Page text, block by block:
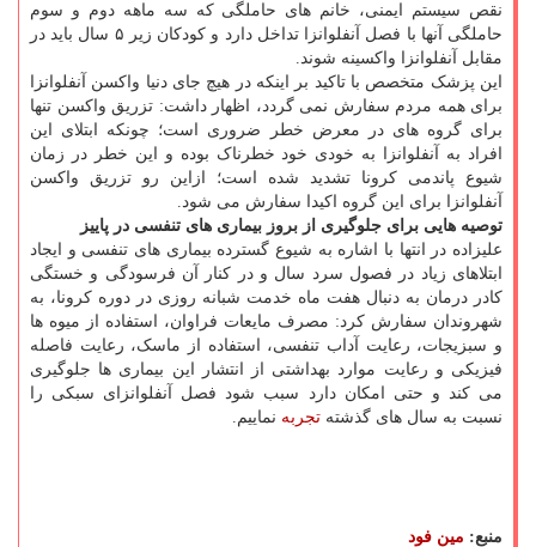
نقص سیستم ایمنی، خانم های حاملگی که سه ماهه دوم و سوم
حاملگی آنها با فصل آنفلوانزا تداخل دارد و کودکان زیر ۵ سال باید در
مقابل آنفلوانزا واکسینه شوند.
این پزشک متخصص با تاکید بر اینکه در هیچ جای دنیا واکسن آنفلوانزا
برای همه مردم سفارش نمی گردد، اظهار داشت: تزریق واکسن تنها
برای گروه های در معرض خطر ضروری است؛ چونکه ابتلای این
افراد به آنفلوانزا به خودی خود خطرناک بوده و این خطر در زمان
شیوع پاندمی کرونا تشدید شده است؛ ازاین رو تزریق واکسن
آنفلوانزا برای این گروه اکیدا سفارش می شود.
توصیه هایی برای جلوگیری از بروز بیماری های تنفسی در پاییز
علیزاده در انتها با اشاره به شیوع گسترده بیماری های تنفسی و ایجاد
ابتلاهای زیاد در فصول سرد سال و در کنار آن فرسودگی و خستگی
کادر درمان به دنبال هفت ماه خدمت شبانه روزی در دوره کرونا، به
شهروندان سفارش کرد: مصرف مایعات فراوان، استفاده از میوه ها
و سبزیجات، رعایت آداب تنفسی، استفاده از ماسک، رعایت فاصله
فیزیکی و رعایت موارد بهداشتی از انتشار این بیماری ها جلوگیری
می کند و حتی امکان دارد سبب شود فصل آنفلوانزای سبکی را
نسبت به سال های گذشته تجربه نماییم.
منبع: مین فود